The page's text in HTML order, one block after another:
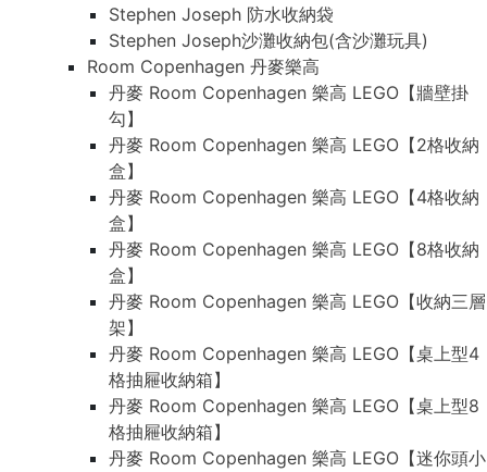
Stephen Joseph 防水收納袋
Stephen Joseph沙灘收納包(含沙灘玩具)
Room Copenhagen 丹麥樂高
丹麥 Room Copenhagen 樂高 LEGO【牆壁掛
勾】
丹麥 Room Copenhagen 樂高 LEGO【2格收納
盒】
丹麥 Room Copenhagen 樂高 LEGO【4格收納
盒】
丹麥 Room Copenhagen 樂高 LEGO【8格收納
盒】
丹麥 Room Copenhagen 樂高 LEGO【收納三層
架】
丹麥 Room Copenhagen 樂高 LEGO【桌上型4
格抽屜收納箱】
丹麥 Room Copenhagen 樂高 LEGO【桌上型8
格抽屜收納箱】
丹麥 Room Copenhagen 樂高 LEGO【迷你頭小